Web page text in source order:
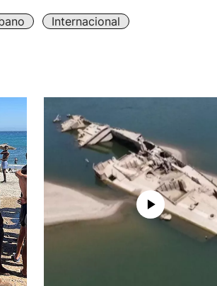
Internacional